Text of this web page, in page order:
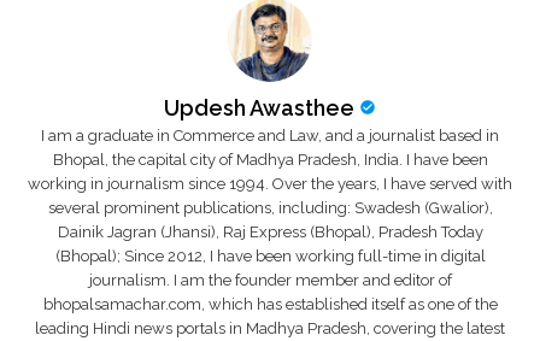
Updesh Awasthee
I am a graduate in Commerce and Law, and a journalist based in
Bhopal, the capital city of Madhya Pradesh, India. I have been
working in journalism since 1994. Over the years, I have served with
several prominent publications, including: Swadesh (Gwalior),
Dainik Jagran (Jhansi), Raj Express (Bhopal), Pradesh Today
(Bhopal); Since 2012, I have been working full-time in digital
journalism. I am the founder member and editor of
bhopalsamachar.com, which has established itself as one of the
leading Hindi news portals in Madhya Pradesh, covering the latest